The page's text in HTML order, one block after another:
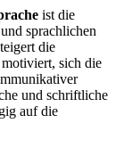
ist die
sprachlichen
die
motiviert, sich die
und schriftliche
auf die